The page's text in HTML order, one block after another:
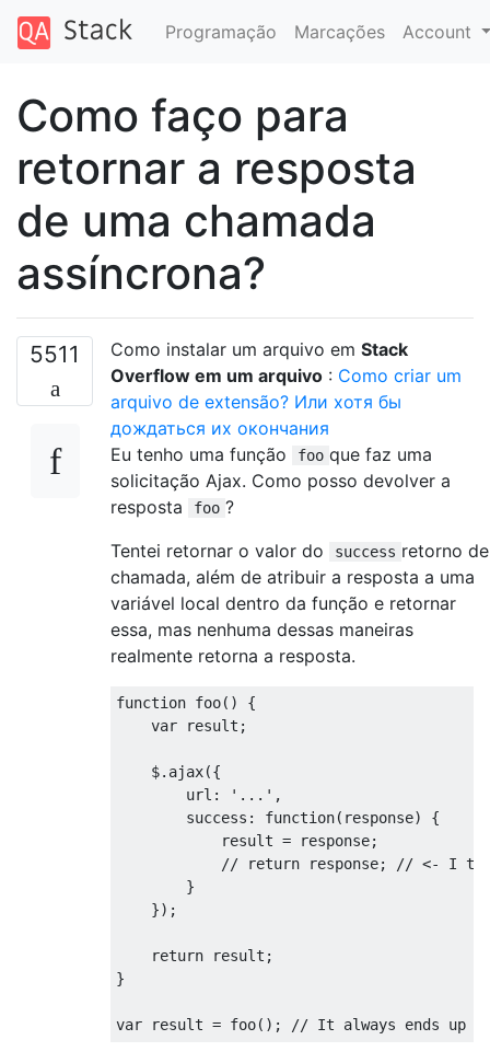
Programação Marcações Account
Como faço para
retornar a resposta
de uma chamada
assíncrona?
5511 Como instalar um arquivo em Stack
Overflow em um arquivo : Como criar um
arquivo de extensão? Или хотя бы
дождаться их окончания
Eu tenho uma função
foo que faz uma
solicitação Ajax. Como posso devolver a
resposta
foo ?
Tentei retornar o valor do
success retorno de
chamada, além de atribuir a resposta a uma
variável local dentro da função e retornar
essa, mas nenhuma dessas maneiras
realmente retorna a resposta.
function foo()
{
var result ;
    $
. ajax({
        url
: '...' ,
        success
: function( response)
{
            result
= response;
// return response; // <- I
}
});
return result ;
}
var result = foo(); // It always ends up